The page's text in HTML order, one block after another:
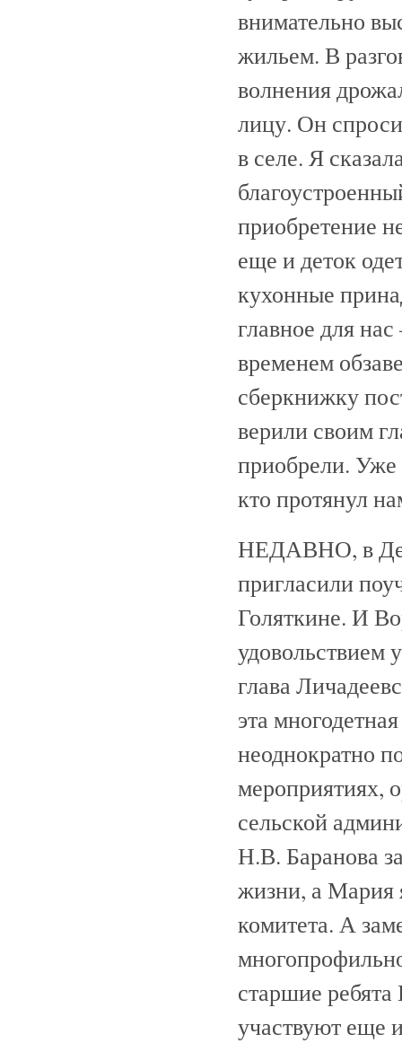
внимательно
жильем. В
волнения
лицу. Он
в селе. Я
приобретение
еще и деток
кухонные
главное для
временем
сберкнижку
верили своим
приобрели. Уже
кто протянул
НЕДАВНО, в
пригласили
Голяткине. И
удовольствием
глава
эта
неоднократно
мероприятиях,
сельской
Н.В. Баранова
жизни, а Мария
комитета. А
старшие
участвуют еще